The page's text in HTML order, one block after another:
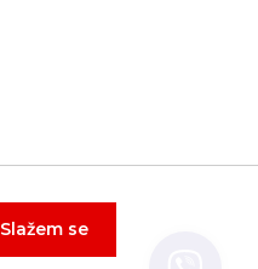
Slažem se